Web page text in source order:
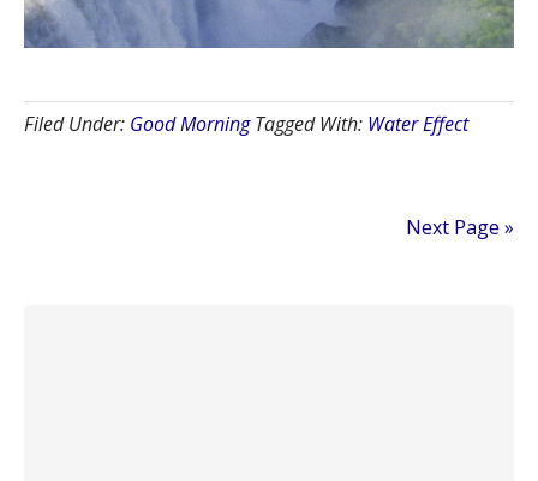
Filed Under: Good Morning Tagged With: Water Effect
Next Page »